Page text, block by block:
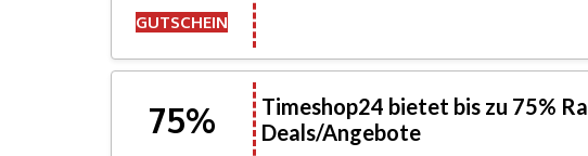
GUTSCHEIN
75%
Timeshop24 bietet bis zu 75%
Deals/Angebote